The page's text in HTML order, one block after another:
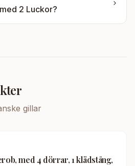
2 Luckor?
gillar
med 4 dörrar, 1 klädstång,